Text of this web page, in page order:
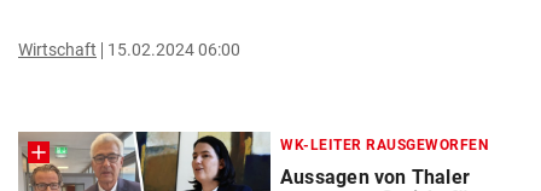
Wirtschaft 15.02.2024 06:00
WK-LEITER RAUSGEWORFEN
Aussagen von Thaler